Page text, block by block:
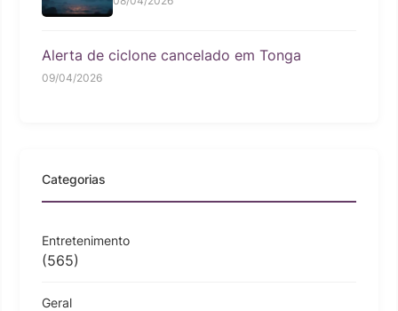
Alerta de ciclone cancelado em Tonga
09/04/2026
Categorias
Entretenimento
(565)
Geral